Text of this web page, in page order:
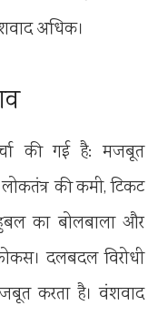
अधिक।
की गई है: मजबूत
लोकतंत्र की कमी, टिकट
का बोलबाला और
दलबदल विरोधी
करता है। वंशवाद